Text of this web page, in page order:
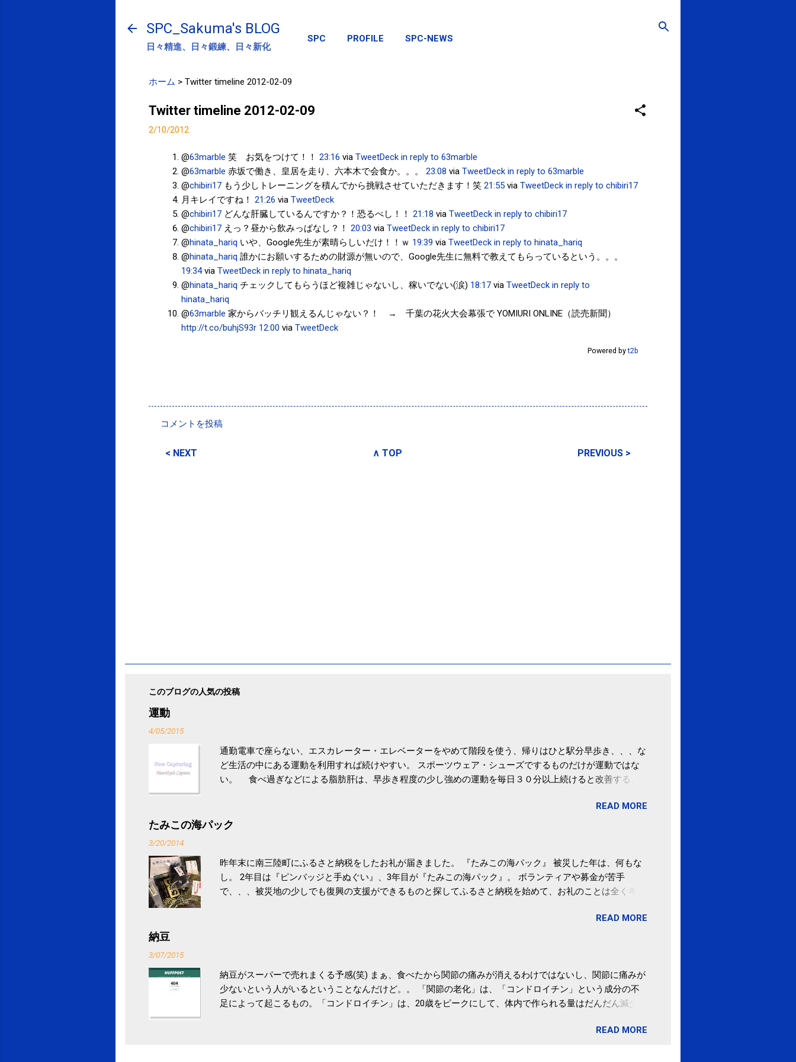
SPC_Sakuma's BLOG
日々精進、日々鍛練、日々新化
SPC PROFILE SPC-NEWS
ホーム > Twitter timeline 2012-02-09
Twitter timeline 2012-02-09
2/10/2012
@63marble 笑 お気をつけて！！ 23:16 via TweetDeck in reply to 63marble
@63marble 赤坂で働き、皇居を走り、六本木で会食か。。。 23:08 via TweetDeck in reply to 63marble
@chibiri17 もう少しトレーニングを積んでから挑戦させていただきます！笑 21:55 via TweetDeck in reply to chibiri17
月キレイですね！ 21:26 via TweetDeck
@chibiri17 どんな肝臓しているんですか？！恐るべし！！ 21:18 via TweetDeck in reply to chibiri17
@chibiri17 えっ？昼から飲みっぱなし？！ 20:03 via TweetDeck in reply to chibiri17
@hinata_hariq いや、Google先生が素晴らしいだけ！！ｗ 19:39 via TweetDeck in reply to hinata_hariq
@hinata_hariq 誰かにお願いするための財源が無いので、Google先生に無料で教えてもらっているという。。。
19:34 via TweetDeck in reply to hinata_hariq
@hinata_hariq チェックしてもらうほど複雑じゃないし、稼いでない(涙) 18:17 via TweetDeck in reply to
hinata_hariq
@63marble 家からバッチリ観えるんじゃない？！ → 千葉の花火大会幕張で YOMIURI ONLINE（読売新聞）
http://t.co/buhjS93r 12:00 via TweetDeck
Powered byt2b
メ
コメントを投稿
< NEXT ∧ TOP PREVIOUS >
このブログの人気の投稿
運動
4/05/2015
通勤電車で座らない、エスカレーター・エレベーターをやめて階段を使う、帰りはひと駅分早歩き、、、な
ど生活の中にある運動を利用すれば続けやすい。 スポーツウェア・シューズでするものだけが運動ではな
い。 食べ過ぎなどによる脂肪肝は、早歩き程度の少し強めの運動を毎日３０分以上続けると改善する、
ル性脂肪性肝疾患。体重は減らなくても効果があるという。 正田教授は「汗ばむ程度の運動を毎日３０分
続けることが有用」としている。 脂肪肝、毎日３０分の早歩きで改善 筑波大「減量しなくても効果」 -
READ MORE
たみこの海パック
3/20/2014
昨年末に南三陸町にふるさと納税をしたお礼が届きました。 『たみこの海パック』 被災した年は、何もな
し。 2年目は『ピンバッジと手ぬぐい』、3年目が『たみこの海パック』。 ボランティアや募金が苦手
で、、、被災地の少しでも復興の支援ができるものと探してふるさと納税を始めて、お礼のことは全く考え
税になるということもあって始めたのですが、節税になるほど稼げていないのでこちらの目的は......。 総務
READ MORE
納豆
3/07/2015
納豆がスーパーで売れまくる予感(笑) まぁ、食べたから関節の痛みが消えるわけではないし、関節に痛みが
少ないという人がいるということなんだけど。。 「関節の老化」は、「コンドロイチン」という成分の不
足によって起こるもの。「コンドロイチン」は、20歳をピークにして、体内で作られる量はだんだん減少し
いためには、食生活で「コンドロイチン」を補うことが大切。そして「コンドロイチン」という成分は、納
READ MORE